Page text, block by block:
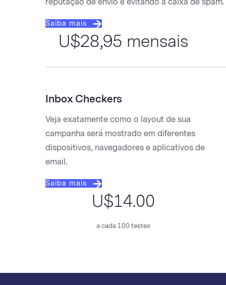
Saiba mais
U$28,95 mensais
Inbox Checkers
Veja exatamente como o layout de sua
campanha será mostrado em diferentes
dispositivos, navegadores e aplicativos de
email.
Saiba mais
U$14.00
a cada 100 testes